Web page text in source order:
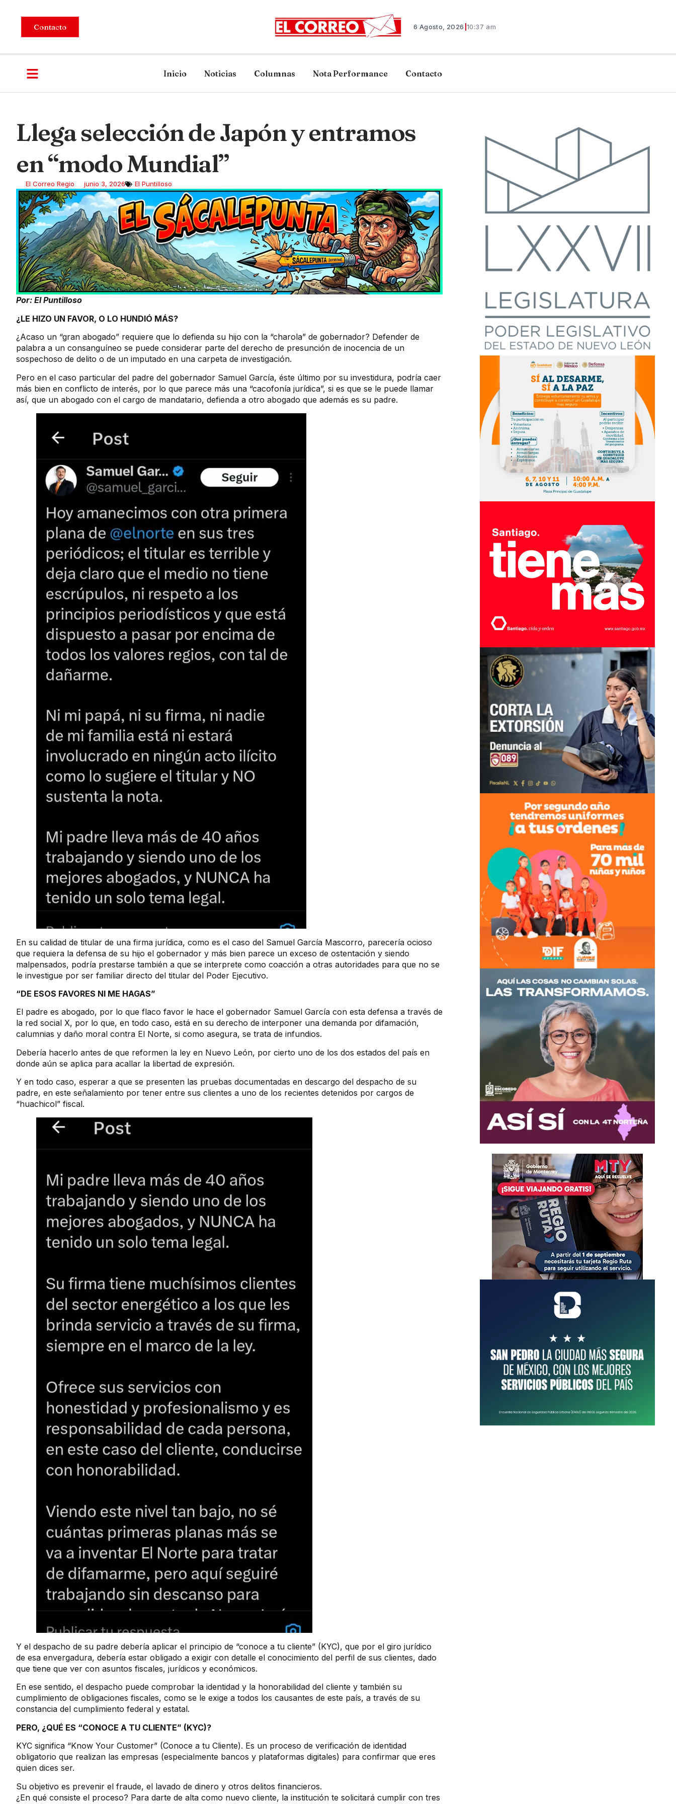
Contacto 6 Agosto, 2026 |10:37 am
Inicio Noticias Columnas Nota Performance Contacto
Llega selección de Japón y entramos
en “modo Mundial”
El Correo Regio junio 3, 2026 El Puntilloso
Por: El Puntilloso
¿LE HIZO UN FAVOR, O LO HUNDIÓ MÁS?
¿Acaso un “gran abogado” requiere que lo defienda su hijo con la “charola” de gobernador? Defender de
palabra a un consanguíneo se puede considerar parte del derecho de presunción de inocencia de un
sospechoso de delito o de un imputado en una carpeta de investigación.
Pero en el caso particular del padre del gobernador Samuel García, éste último por su investidura, podría caer
más bien en conflicto de interés, por lo que parece más una “cacofonía jurídica”, si es que se le puede llamar
así, que un abogado con el cargo de mandatario, defienda a otro abogado que además es su padre.
En su calidad de titular de una firma jurídica, como es el caso del Samuel García Mascorro, parecería ocioso
que requiera la defensa de su hijo el gobernador y más bien parece un exceso de ostentación y siendo
malpensados, podría prestarse también a que se interprete como coacción a otras autoridades para que no se
le investigue por ser familiar directo del titular del Poder Ejecutivo.
“DE ESOS FAVORES NI ME HAGAS”
El padre es abogado, por lo que flaco favor le hace el gobernador Samuel García con esta defensa a través de
la red social X, por lo que, en todo caso, está en su derecho de interponer una demanda por difamación,
calumnias y daño moral contra El Norte, si como asegura, se trata de infundios.
Debería hacerlo antes de que reformen la ley en Nuevo León, por cierto uno de los dos estados del país en
donde aún se aplica para acallar la libertad de expresión.
Y en todo caso, esperar a que se presenten las pruebas documentadas en descargo del despacho de su
padre, en este señalamiento por tener entre sus clientes a uno de los recientes detenidos por cargos de
“huachicol” fiscal.
Y el despacho de su padre debería aplicar el principio de “conoce a tu cliente” (KYC), que por el giro jurídico
de esa envergadura, debería estar obligado a exigir con detalle el conocimiento del perfil de sus clientes, dado
que tiene que ver con asuntos fiscales, jurídicos y económicos.
En ese sentido, el despacho puede comprobar la identidad y la honorabilidad del cliente y también su
cumplimiento de obligaciones fiscales, como se le exige a todos los causantes de este país, a través de su
constancia del cumplimiento federal y estatal.
PERO, ¿QUÉ ES “CONOCE A TU CLIENTE” (KYC)?
KYC significa “Know Your Customer” (Conoce a tu Cliente). Es un proceso de verificación de identidad
obligatorio que realizan las empresas (especialmente bancos y plataformas digitales) para confirmar que eres
quien dices ser.
Su objetivo es prevenir el fraude, el lavado de dinero y otros delitos financieros.
¿En qué consiste el proceso? Para darte de alta como nuevo cliente, la institución te solicitará cumplir con tres